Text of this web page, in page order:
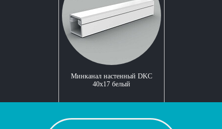
Минканал настенный DKC
40x17 белый